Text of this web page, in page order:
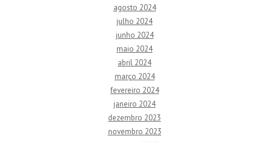
agosto 2024
julho 2024
junho 2024
maio 2024
abril 2024
março 2024
fevereiro 2024
janeiro 2024
dezembro 2023
novembro 2023